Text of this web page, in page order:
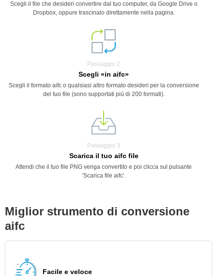
Scegli il file che desideri convertire dal tuo computer, da Google Drive o
Dropbox, oppure trascinalo direttamente nella pagina.
Passaggio 2
Scegli «in aifc»
Scegli il formato aifc o qualsiasi altro formato desideri per la conversione
del tuo file (sono supportati più di 200 formati).
Passaggio 3
Scarica il tuo aifc file
Attendi che il tuo file PNG venga convertito e poi clicca sul pulsante
'Scarica file aifc'.
Miglior strumento di conversione
aifc
Facile e veloce